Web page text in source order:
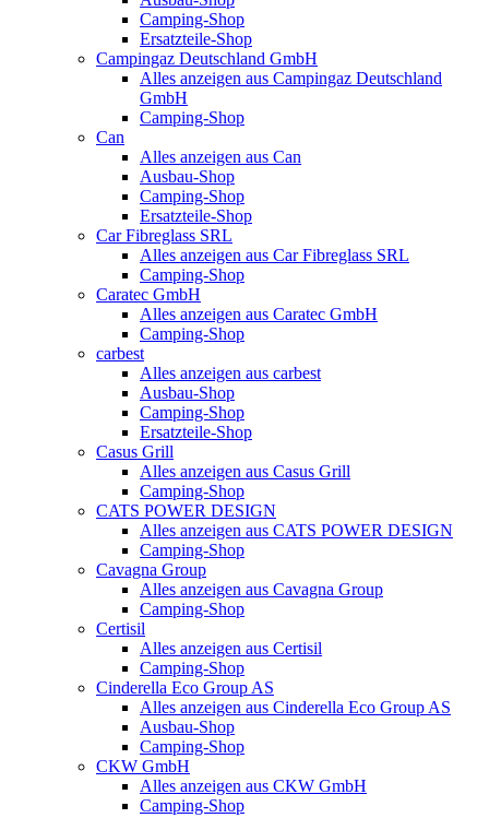
Camping-Shop
Ersatzteile-Shop
Campingaz Deutschland GmbH
Alles anzeigen aus Campingaz Deutschland
GmbH
Camping-Shop
Can
Alles anzeigen aus Can
Ausbau-Shop
Camping-Shop
Ersatzteile-Shop
Car Fibreglass SRL
Alles anzeigen aus Car Fibreglass SRL
Camping-Shop
Caratec GmbH
Alles anzeigen aus Caratec GmbH
Camping-Shop
carbest
Alles anzeigen aus carbest
Ausbau-Shop
Camping-Shop
Ersatzteile-Shop
Casus Grill
Alles anzeigen aus Casus Grill
Camping-Shop
CATS POWER DESIGN
Alles anzeigen aus CATS POWER DESIGN
Camping-Shop
Cavagna Group
Alles anzeigen aus Cavagna Group
Camping-Shop
Certisil
Alles anzeigen aus Certisil
Camping-Shop
Cinderella Eco Group AS
Alles anzeigen aus Cinderella Eco Group AS
Ausbau-Shop
Camping-Shop
CKW GmbH
Alles anzeigen aus CKW GmbH
Camping-Shop